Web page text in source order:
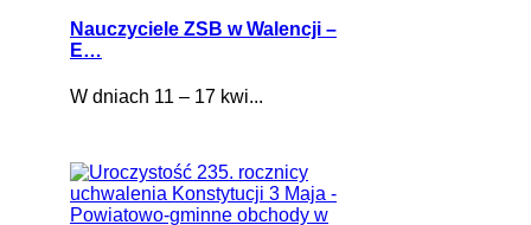
Nauczyciele ZSB w Walencji –
E…
W dniach 11 – 17 kwi...